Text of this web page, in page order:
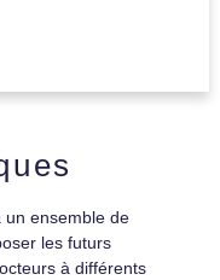
un ensemble de
les futurs
à différents